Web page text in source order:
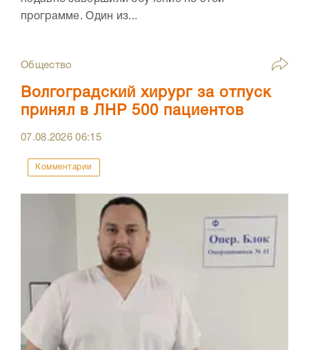
программе. Один из...
Общество
Волгоградский хирург за отпуск
принял в ЛНР 500 пациентов
07.08.202606:15
Комментарии